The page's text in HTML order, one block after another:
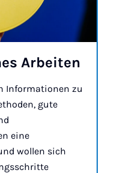
Ar­bei­ten
Informationen zu
gute
eine
wollen sich